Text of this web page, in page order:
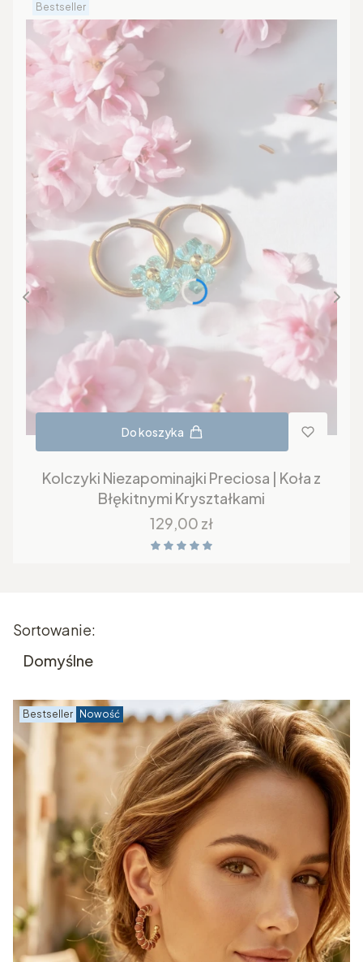
Bestseller
Do koszyka
Kolczyki Niezapominajki Preciosa | Koła z
Błękitnymi Kryształkami
Cena
129,00 zł
Lista produktów
Sortowanie:
Domyślne
Bestseller Nowość